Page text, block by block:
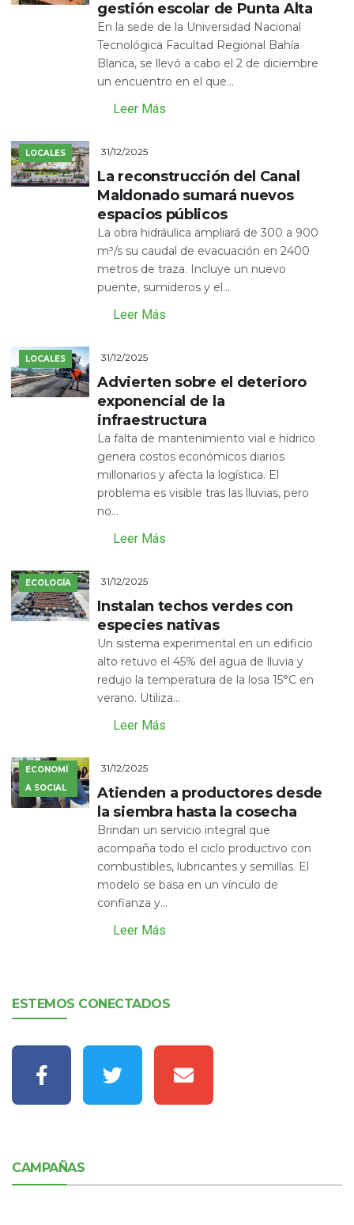
gestión escolar de Punta Alta
En la sede de la Universidad Nacional
Tecnológica Facultad Regional Bahía
Blanca, se llevó a cabo el 2 de diciembre
un encuentro en el que...
Leer Más
LOCALES 31/12/2025
La reconstrucción del Canal
Maldonado sumará nuevos
espacios públicos
La obra hidráulica ampliará de 300 a 900
m³/s su caudal de evacuación en 2400
metros de traza. Incluye un nuevo
puente, sumideros y el...
Leer Más
LOCALES 31/12/2025
Advierten sobre el deterioro
exponencial de la
infraestructura
La falta de mantenimiento vial e hídrico
genera costos económicos diarios
millonarios y afecta la logística. El
problema es visible tras las lluvias, pero
no...
Leer Más
ECOLOGÍA 31/12/2025
Instalan techos verdes con
especies nativas
Un sistema experimental en un edificio
alto retuvo el 45% del agua de lluvia y
redujo la temperatura de la losa 15°C en
verano. Utiliza...
Leer Más
ECONOMÍ
A SOCIAL
31/12/2025
Atienden a productores desde
la siembra hasta la cosecha
Brindan un servicio integral que
acompaña todo el ciclo productivo con
combustibles, lubricantes y semillas. El
modelo se basa en un vínculo de
confianza y...
Leer Más
ESTEMOS CONECTADOS
CAMPAÑAS